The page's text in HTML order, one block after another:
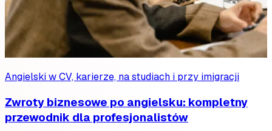
Angielski w CV, karierze, na studiach i przy imigracji
Zwroty biznesowe po angielsku: kompletny
przewodnik dla profesjonalistów